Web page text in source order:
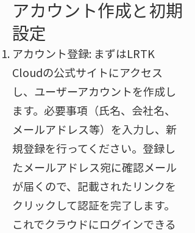
アカウント作成と初期
設定
アカウント登録: まずはLRTK
Cloudの公式サイトにアクセス
し、ユーザーアカウントを作成し
ます。必要事項（氏名、会社名、
メールアドレス等）を入力し、新
規登録を行ってください。登録し
たメールアドレス宛に確認メール
が届くので、記載されたリンクを
クリックして認証を完了します。
これでクラウドにログインできる